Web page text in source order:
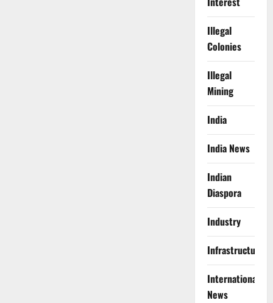
Illegal
Colonies
Illegal
Mining
India
India News
Indian
Diaspora
Industry
Infrastructure
International
News